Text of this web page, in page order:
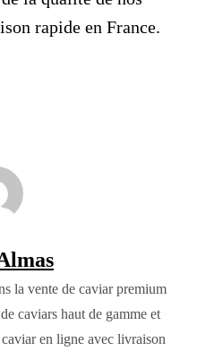
rapide en France.
la vente de caviar premium
caviars haut de gamme et
en ligne avec livraison